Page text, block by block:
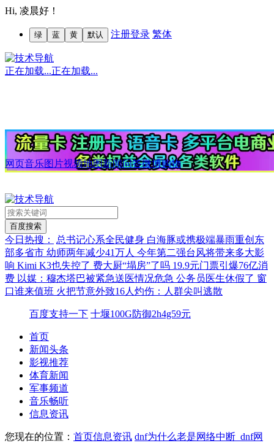
Hi, 凌晨好！
绿 蓝 黄 默认 注册登录 繁体
正在加载...正在加载...
网页音乐图片视频地图新闻问答微博购物
今日热搜： 总书记心系全民健身 白海豚或携极端暴雨重创东
部多省市 幼师两年减少41万人 今年第二强台风将带来多大影
响 Kimi K3也失控了 费大厨“塌房”了吗 19.9元门票引爆76亿消
费 以媒：穆杰塔巴被紧急送医情况危急 公务员医生休假了 窗
口谁来值班 火把节意外致16人灼伤：人群尖叫逃散
百度支持一下 十堰100G防御2h4g59元
首页
新闻头条
影视推荐
体育新闻
军事频道
音乐畅听
信息资讯
您现在的位置： 首页信息资讯 dnf为什么老是网络中断_dnf网